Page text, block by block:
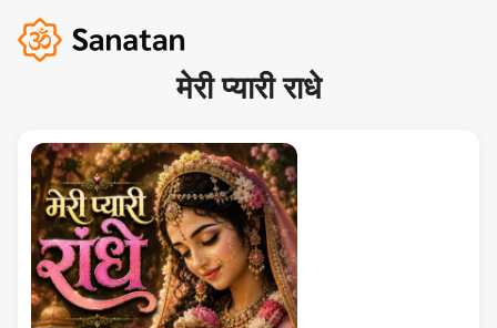
मेरी प्यारी राधे